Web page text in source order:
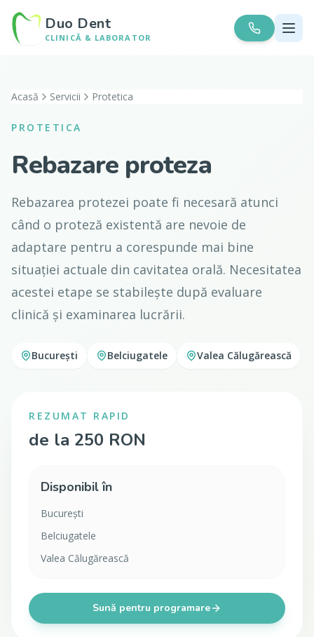
Duo Dent
CLINICĂ & LABORATOR
Acasă Servicii Protetica
PROTETICA
Rebazare proteza
Rebazarea protezei poate fi necesară atunci
când o proteză existentă are nevoie de
adaptare pentru a corespunde mai bine
situației actuale din cavitatea orală. Necesitatea
acestei etape se stabilește după evaluare
clinică și examinarea lucrării.
București Belciugatele Valea Călugărească
REZUMAT RAPID
de la 250 RON
Disponibil în
București
Belciugatele
Valea Călugărească
Sună pentru programare